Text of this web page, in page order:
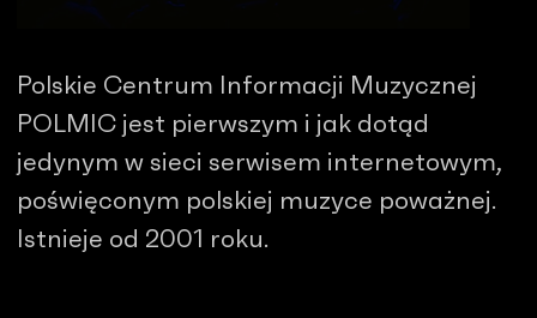
Polskie Centrum Informacji Muzycznej
POLMIC jest pierwszym i jak dotąd
jedynym w sieci serwisem internetowym,
poświęconym polskiej muzyce poważnej.
Istnieje od 2001 roku.